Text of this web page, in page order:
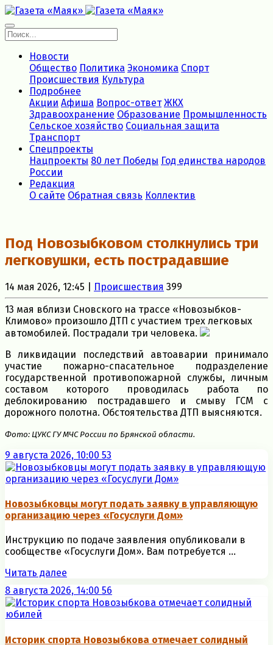
Новости
Общество Политика Экономика Спорт
Происшествия Культура
Подробнее
Акции Афиша Вопрос-ответ ЖКХ
Здравоохранение Образование Промышленность
Сельское хозяйство Социальная защита
Транспорт
Спецпроекты
Нацпроекты 80 лет Победы Год единства народов
России
Редакция
О сайте Обратная связь Коллектив
Под Новозыбковом столкнулись три
легковушки, есть пострадавшие
14 мая 2026, 12:45 | Происшествия 399
13 мая вблизи Сновского на трассе «Новозыбков-
Климово» произошло ДТП с участием трех легковых
автомобилей. Пострадали три человека.
В ликвидации последствий автоаварии принимало
участие пожарно-спасательное подразделение
государственной противопожарной службы, личным
составом которого проводилась работа по
деблокированию пострадавшего и смыву ГСМ с
дорожного полотна. Обстоятельства ДТП выясняются.
Фото: ЦУКС ГУ МЧС России по Брянской области.
9 августа 2026, 10:00 53
Новозыбковцы могут подать заявку в управляющую
организацию через «Госуслуги Дом»
Инструкцию по подаче заявления опубликовали в
сообществе «Госуслуги Дом». Вам потребуется ...
Читать далее
8 августа 2026, 14:00 56
Историк спорта Новозыбкова отмечает солидный